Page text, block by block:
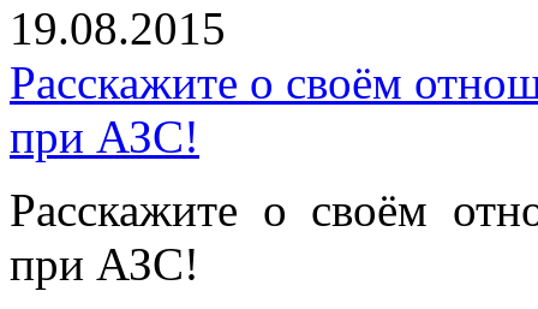
19.08.2015
Расскажите о своём
при АЗС!
Расскажите о своём
при АЗС!